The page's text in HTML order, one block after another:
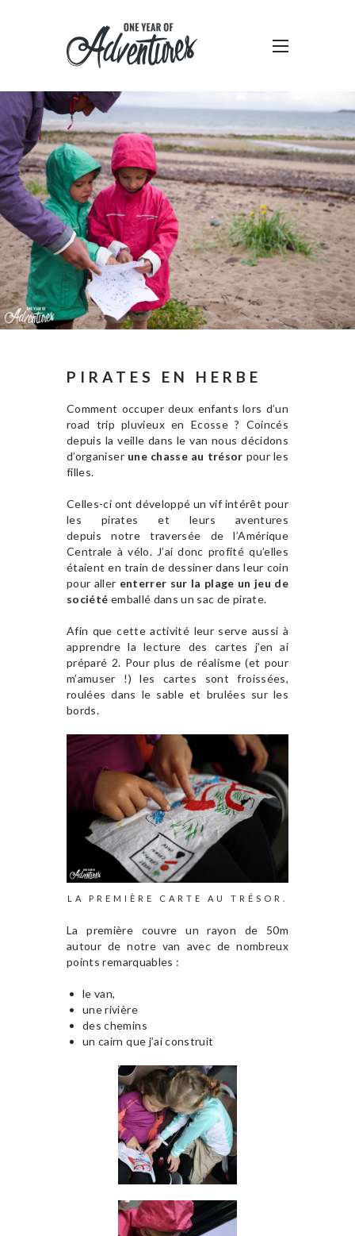
PIRATES EN HERBE
Comment occuper deux enfants lors d’un
road trip pluvieux en Ecosse ? Coincés
depuis la veille dans le van nous décidons
d’organiser une chasse au trésor pour les
filles.
Celles-ci ont développé un vif intérêt pour
les pirates et leurs aventures
depuis notre traversée de l’Amérique
Centrale à vélo. J’ai donc profité qu’elles
étaient en train de dessiner dans leur coin
pour aller enterrer sur la plage un jeu de
société emballé dans un sac de pirate.
Afin que cette activité leur serve aussi à
apprendre la lecture des cartes j’en ai
préparé 2. Pour plus de réalisme (et pour
m’amuser !) les cartes sont froissées,
roulées dans le sable et brulées sur les
bords.
LA PREMIÈRE CARTE AU TRÉSOR.
La première couvre un rayon de 50m
autour de notre van avec de nombreux
points remarquables :
le van,
une rivière
des chemins
un cairn que j’ai construit